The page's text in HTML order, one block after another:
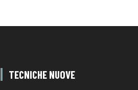
TECNICHE NUOVE